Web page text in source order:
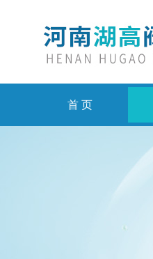
首 页